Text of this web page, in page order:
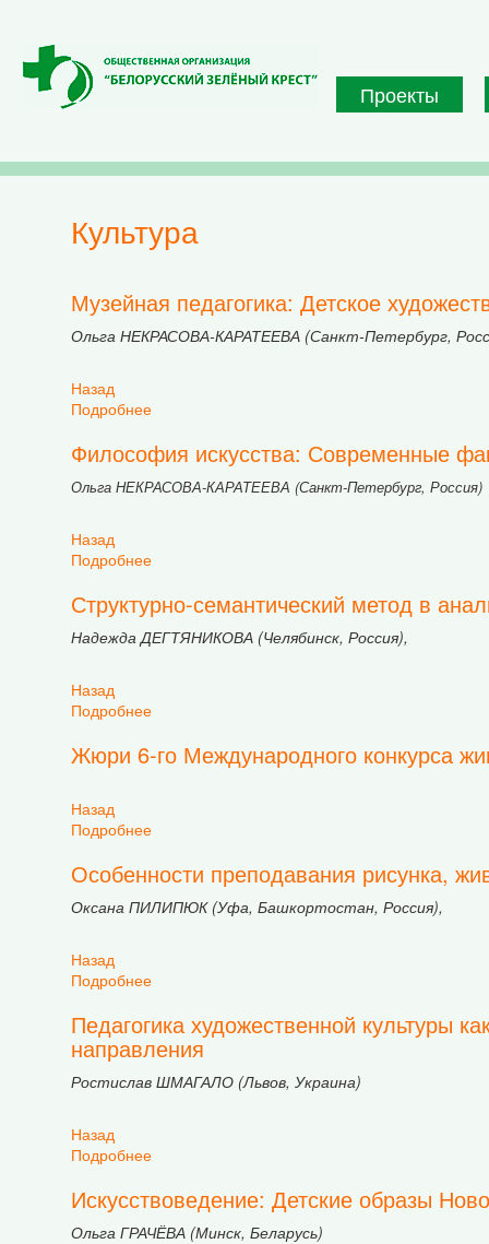
Проекты
культура
Музейная педагогика: Детское
Ольга НЕКРАСОВА-КАРАТЕЕВА (Санкт-Петербург,
Назад
Подробнее
Философия искусства: Современные
Ольга НЕКРАСОВА-КАРАТЕЕВА (Санкт-Петербург, Россия)
Назад
Подробнее
Структурно-семантический метод в
Надежда ДЕГТЯНИКОВА (Челябинск, Россия),
Назад
Подробнее
Жюри 6-го Международного конкурса
Назад
Подробнее
Особенности преподавания рисунка,
Оксана ПИЛИПЮК (Уфа, Башкортостан, Россия),
Назад
Подробнее
Педагогика художественной культуры
направления
Ростислав ШМАГАЛО (Львов, Украина)
Назад
Подробнее
Искусствоведение: Детские образы
Ольга ГРАЧЁВА (Минск, Беларусь)